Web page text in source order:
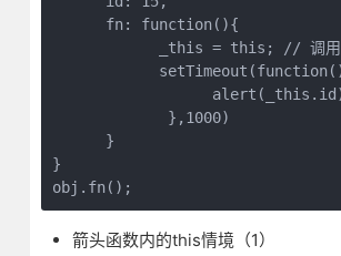
      fn: function(){
_this = this; // 调用
             },1000)
      }
}
箭头函数内的this情境（1）